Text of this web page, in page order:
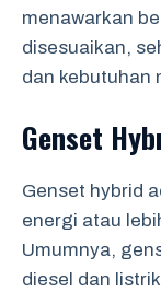
menawarkan
disesuaikan,
dan kebutuhan
Genset
Genset hybrid
energi atau
Umumnya,
diesel dan